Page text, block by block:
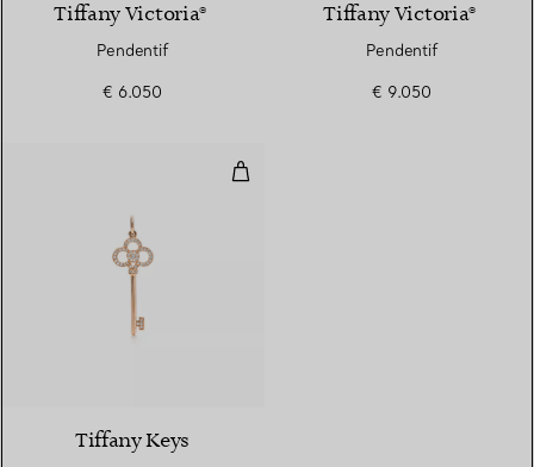
Tiffany Victoria®
Pendentif
€ 6.050
Tiffany Victoria®
Pendentif
€ 9.050
Clé Couronne en or rose 18
Tiffany Keys